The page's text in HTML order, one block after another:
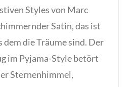
Styles von Marc
Satin, das ist
dem die Träume sind. Der
im Pyjama-Style betört
Sternenhimmel,